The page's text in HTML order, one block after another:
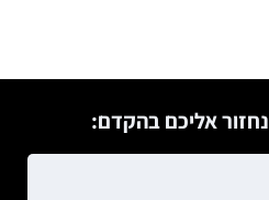
אליכם בהקדם: